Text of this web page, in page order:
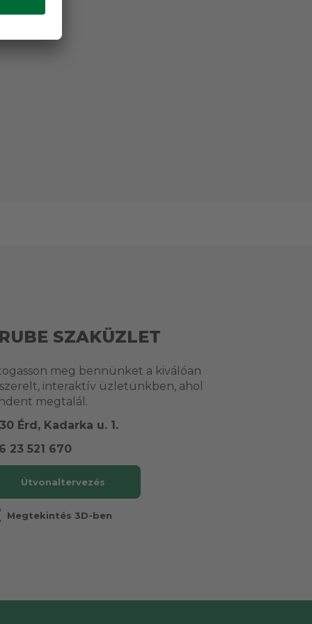
SZAKÜZLET
meg bennünket a kiválóan
interaktív üzletünkben, ahol
megtalál.
Érd, Kadarka u. 1.
23 521 670
Útvonaltervezés
Megtekintés 3D-ben